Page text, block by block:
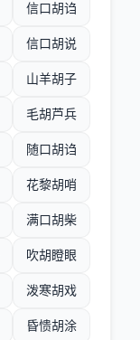
信口胡诌
信口胡说
山羊胡子
毛胡芦兵
随口胡诌
花黎胡哨
满口胡柴
吹胡瞪眼
泼寒胡戏
昏愦胡涂